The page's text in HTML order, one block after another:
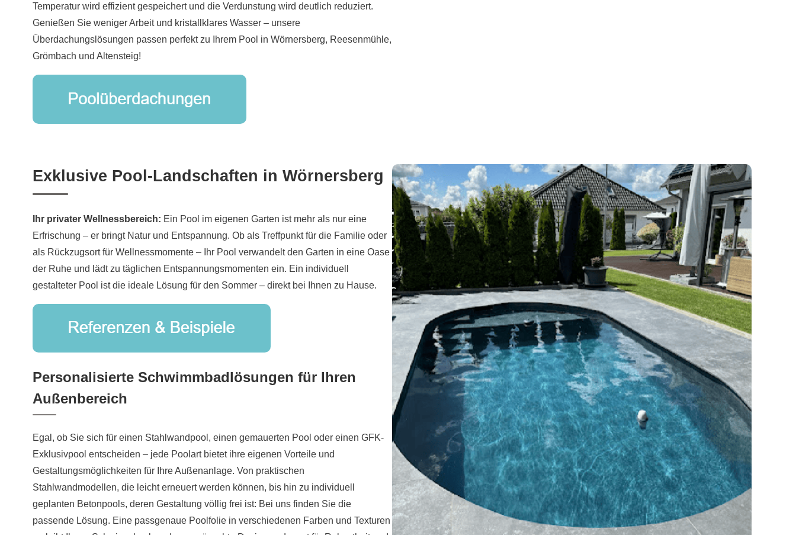
Temperatur wird effizient gespeichert und die Verdunstung wird deutlich reduziert.
Genießen Sie weniger Arbeit und kristallklares Wasser – unsere
Überdachungslösungen passen perfekt zu Ihrem Pool in Wörnersberg, Reesenmühle,
Grömbach und Altensteig!
Exklusive Pool-Landschaften in Wörnersberg
Ihr privater Wellnessbereich: Ein Pool im eigenen Garten ist mehr als nur eine
Erfrischung – er bringt Natur und Entspannung. Ob als Treffpunkt für die Familie oder
als Rückzugsort für Wellnessmomente – Ihr Pool verwandelt den Garten in eine Oase
der Ruhe und lädt zu täglichen Entspannungsmomenten ein. Ein individuell
gestalteter Pool ist die ideale Lösung für den Sommer – direkt bei Ihnen zu Hause.
Personalisierte Schwimmbadlösungen für Ihren
Außenbereich
Egal, ob Sie sich für einen Stahlwandpool, einen gemauerten Pool oder einen GFK-
Exklusivpool entscheiden – jede Poolart bietet ihre eigenen Vorteile und
Gestaltungsmöglichkeiten für Ihre Außenanlage. Von praktischen
Stahlwandmodellen, die leicht erneuert werden können, bis hin zu individuell
geplanten Betonpools, deren Gestaltung völlig frei ist: Bei uns finden Sie die
passende Lösung. Eine passgenaue Poolfolie in verschiedenen Farben und Texturen